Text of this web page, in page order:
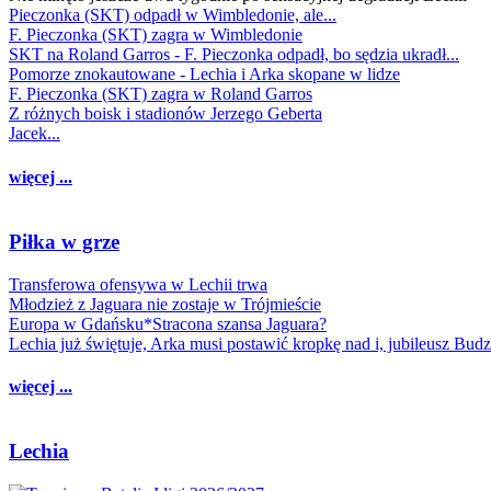
Pieczonka (SKT) odpadł w Wimbledonie, ale...
F. Pieczonka (SKT) zagra w Wimbledonie
SKT na Roland Garros - F. Pieczonka odpadł, bo sędzia ukradł...
Pomorze znokautowane - Lechia i Arka skopane w lidze
F. Pieczonka (SKT) zagra w Roland Garros
Z różnych boisk i stadionów Jerzego Geberta
Jacek...
więcej ...
Piłka w grze
Transferowa ofensywa w Lechii trwa
Młodzież z Jaguara nie zostaje w Trójmieście
Europa w Gdańsku*Stracona szansa Jaguara?
Lechia już świętuje, Arka musi postawić kropkę nad i, jubileusz
więcej ...
Lechia